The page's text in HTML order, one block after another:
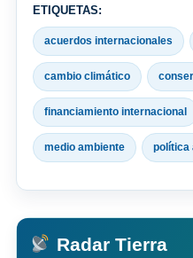
ETIQUETAS:
acuerdos internacionales
cambio climático
financiamiento internacional
medio ambiente política
Radar Tierra